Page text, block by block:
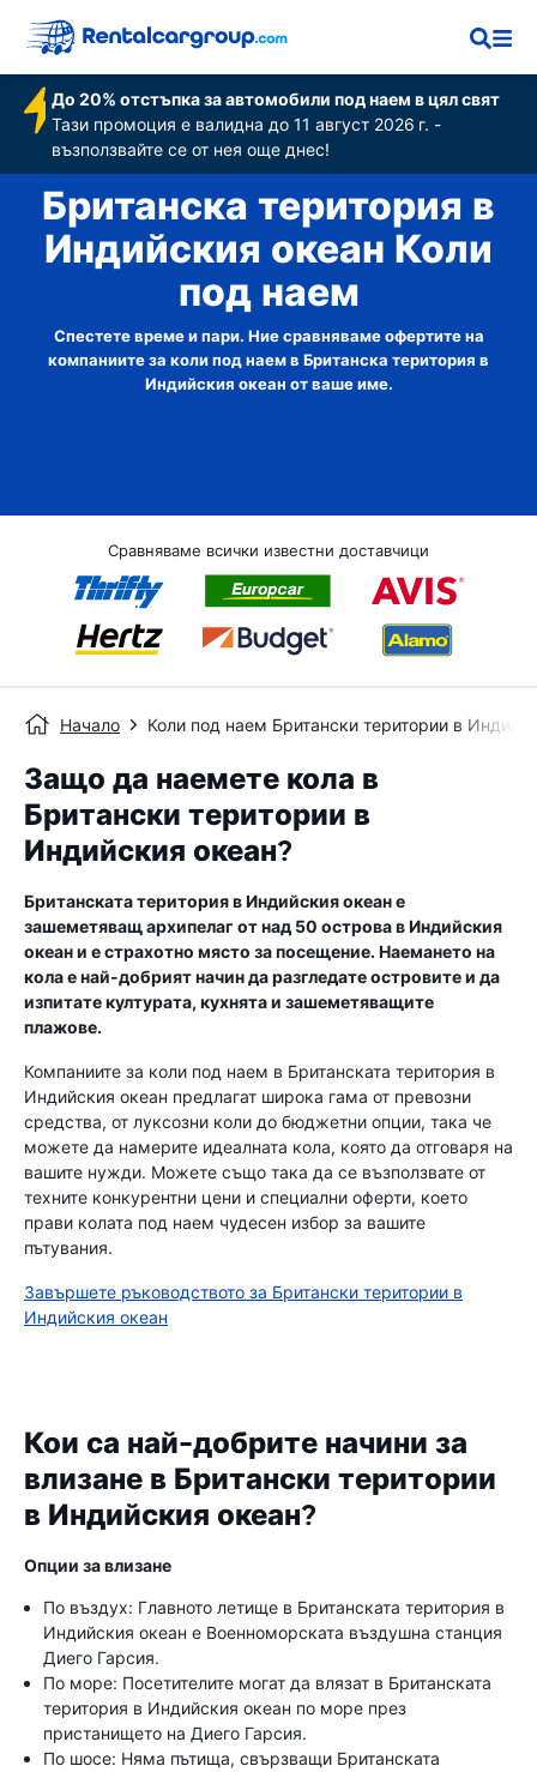
До 20% отстъпка за автомобили под наем в цял свят
Тази промоция е валидна до 11 август 2026 г. -
възползвайте се от нея още днес!
Британска територия в
Индийския океан Коли
под наем
Спестете време и пари. Ние сравняваме офертите на
компаниите за коли под наем в Британска територия в
Индийския океан от ваше име.
Сравняваме всички известни доставчици
Начало Коли под наем Британски територии в
Защо да наемете кола в
Британски територии в
Индийския океан?
Британската територия в Индийския океан е
зашеметяващ архипелаг от над 50 острова в Индийския
океан и е страхотно място за посещение. Наемането на
кола е най-добрият начин да разгледате островите и да
изпитате културата, кухнята и зашеметяващите
плажове.
Компаниите за коли под наем в Британската територия в
Индийския океан предлагат широка гама от превозни
средства, от луксозни коли до бюджетни опции, така че
можете да намерите идеалната кола, която да отговаря на
вашите нужди. Можете също така да се възползвате от
техните конкурентни цени и специални оферти, което
прави колата под наем чудесен избор за вашите
пътувания.
Завършете ръководството за Британски територии в
Индийския океан
Кои са най-добрите начини за
влизане в Британски територии
в Индийския океан?
Опции за влизане
По въздух: Главното летище в Британската територия в
Индийския океан е Военноморската въздушна станция
Диего Гарсия.
По море: Посетителите могат да влязат в Британската
територия в Индийския океан по море през
пристанището на Диего Гарсия.
По шосе: Няма пътища, свързващи Британската